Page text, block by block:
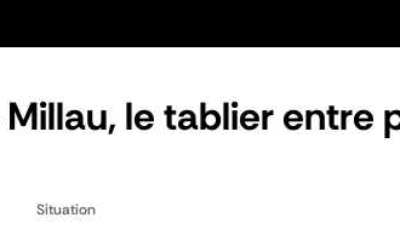
le tablier entre
Situation